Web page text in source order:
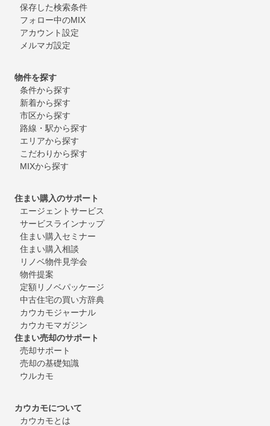
保存した検索条件
フォロー中のMIX
アカウント設定
メルマガ設定
物件を探す
条件から探す
新着から探す
市区から探す
路線・駅から探す
エリアから探す
こだわりから探す
MIXから探す
住まい購入のサポート
エージェントサービス
サービスラインナップ
住まい購入セミナー
住まい購入相談
リノベ物件見学会
物件提案
定額リノベパッケージ
中古住宅の買い方辞典
カウカモジャーナル
カウカモマガジン
住まい売却のサポート
売却サポート
売却の基礎知識
ウルカモ
カウカモについて
カウカモとは